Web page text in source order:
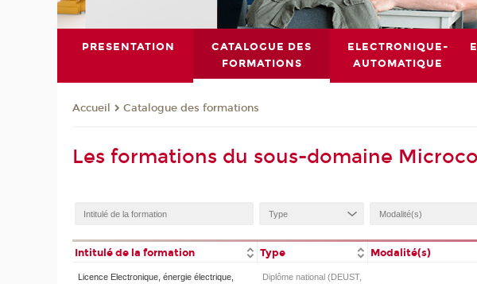
PRESENTATION
CATALOGUE DES
FORMATIONS
ELECTRONIQUE-
AUTOMATIQUE
Accueil Catalogue des formations
Les formations du sous-domaine
Intitulé de la formation Type Modalité(s)
Licence Electronique, énergie électrique,
Diplôme national (DEUST,